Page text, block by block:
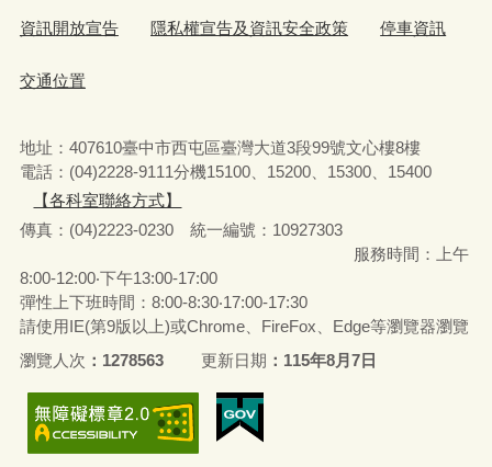
資訊開放宣告 隱私權宣告及資訊安全政策 停車資訊
交通位置
地址：407610臺中市西屯區臺灣大道3段99號文心樓8樓
電話：(04)2228-9111分機15100、15200、15300、15400
【各科室聯絡方式】
傳真：(04)2223-0230 統一編號 ： 10927303
服務時間：上午
8:00-12:00‧下午13:00-17:00
彈性上下班時間：8:00-8:30‧17:00-17:30
請使用IE(第9版以上)或Chrome、FireFox、Edge等瀏覽器瀏覽
瀏覽人次
1278563 更新日期 115年8月7日